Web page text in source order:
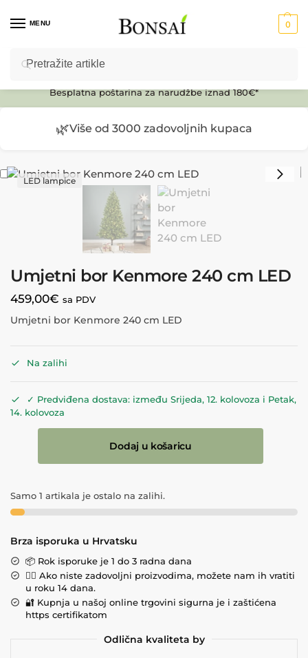
MENU 0
Ulaz u E-SHOP
Besplatna poštarina za narudžbe iznad 180€*
🌿Više od 3000 zadovoljnih kupaca
LED lampice
Umjetni bor Kenmore 240 cm LED
459,00€ sa PDV
Umjetni bor Kenmore 240 cm LED
Na zalihi
✓ Predviđena dostava: između Srijeda, 12. kolovoza i Petak,
14. kolovoza
Dodaj u košaricu
Samo 1 artikala je ostalo na zalihi.
Brza isporuka u Hrvatsku
📦 Rok isporuke je 1 do 3 radna dana
💁‍♀️ Ako niste zadovoljni proizvodima, možete nam ih vratiti
u roku 14 dana.
🔐 Kupnja u našoj online trgovini sigurna je i zaštićena
https certifikatom
Odlična kvaliteta by